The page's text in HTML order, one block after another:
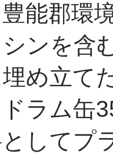
能郡環
ンを含
め立て
ドラム缶
してプ